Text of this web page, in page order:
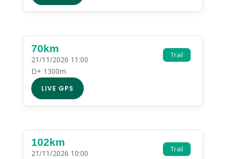
Trail
70km
21/11/2026 11:00
D+ 1300m
LIVE GPS
Trail
102km
21/11/2026 10:00